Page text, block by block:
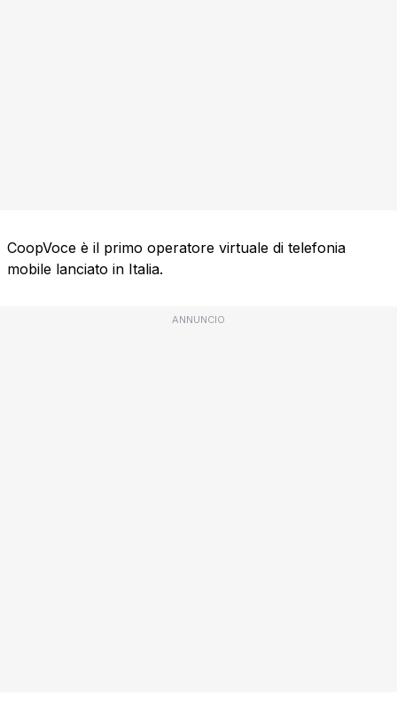
CoopVoce è il primo operatore virtuale di telefonia
mobile lanciato in Italia.
ANNUNCIO